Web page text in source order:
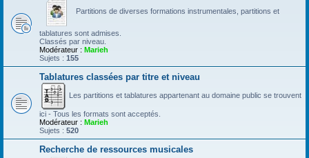
Partitions de diverses formations instrumentales, partitions et
tablatures sont admises.
Classés par niveau.
Modérateur : Marieh
Sujets : 155
Tablatures classées par titre et niveau
Les partitions et tablatures appartenant au domaine public se trouvent
ici - Tous les formats sont acceptés.
Modérateur : Marieh
Sujets : 520
Recherche de ressources musicales